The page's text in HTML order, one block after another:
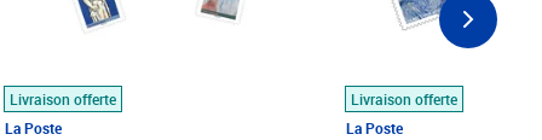
Livraison offerte
La Poste
Livraison offerte
La Poste